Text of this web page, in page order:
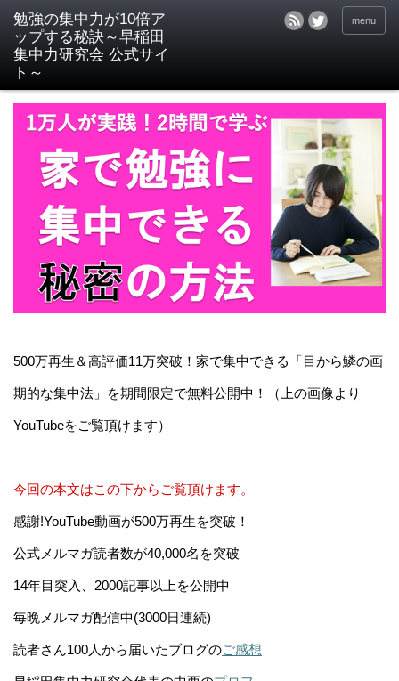
menu
500万再生＆高評価11万突破！家で集中できる「目から鱗の画
期的な集中法」を期間限定で無料公開中！（上の画像より
YouTubeをご覧頂けます）
今回の本文はこの下からご覧頂けます。
感謝!YouTube動画が500万再生を突破！
公式メルマガ読者数が40,000名を突破
14年目突入、2000記事以上を公開中
毎晩メルマガ配信中(3000日連続)
読者さん100人から届いたブログのご感想